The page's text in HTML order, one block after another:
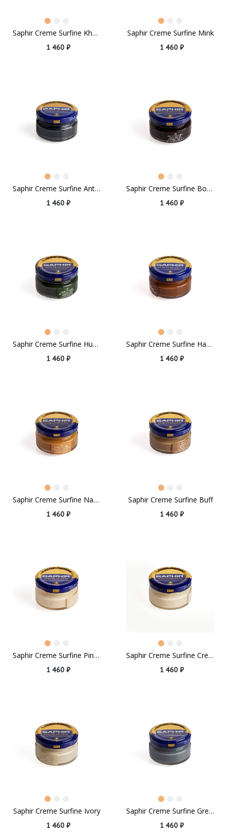
Saphir Creme Surfine Khaki
1 460 ₽
Saphir Creme Surfine Mink
1 460 ₽
Saphir Creme Surfine Anthracite Grey
1 460 ₽
Saphir Creme Surfine Boar Brown
1 460 ₽
Saphir Creme Surfine Hunting Green
1 460 ₽
Saphir Creme Surfine Hazel
1 460 ₽
Saphir Creme Surfine Natural Leather
1 460 ₽
Saphir Creme Surfine Buff
1 460 ₽
Saphir Creme Surfine Pink Beige
1 460 ₽
Saphir Creme Surfine Cream
1 460 ₽
Saphir Creme Surfine Ivory
1 460 ₽
Saphir Creme Surfine Grey Elephant
1 460 ₽